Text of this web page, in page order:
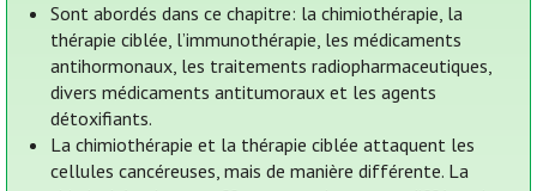
Sont abordés dans ce chapitre: la chimiothérapie, la
thérapie ciblée, l’immunothérapie, les médicaments
antihormonaux, les traitements radiopharmaceutiques,
divers médicaments antitumoraux et les agents
détoxifiants.
La chimiothérapie et la thérapie ciblée attaquent les
cellules cancéreuses, mais de manière différente. La